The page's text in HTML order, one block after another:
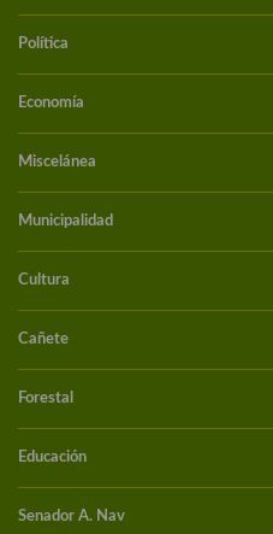
Política
Economía
Miscelánea
Municipalidad
Cultura
Cañete
Forestal
Educación
Senador A. Nav